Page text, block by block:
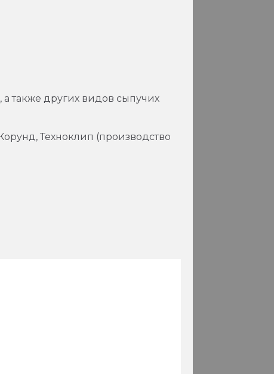
также других видов сыпучих
Техноклип (производство